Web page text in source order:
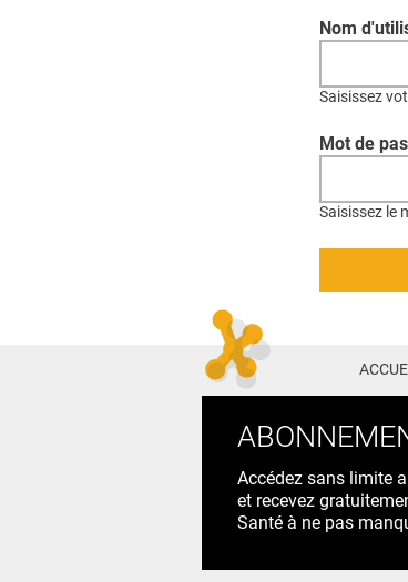
Nom
Saisissez
Mot de
Saisissez le
Accédez sans limite
et recevez
Santé à ne pas